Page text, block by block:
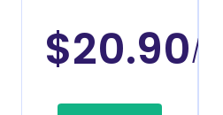
$20.90/Yıl